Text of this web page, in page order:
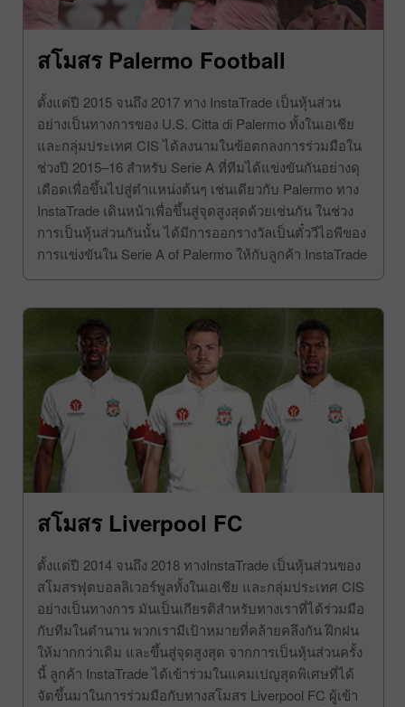
ตั้งแต่ปี 2015 จนถึง 2017 ทาง InstaTrade เป็นหุ้นส่วน
อย่างเป็นทางการของ U.S. Citta di Palermo ทั้งในเอเชีย
และกลุ่มประเทศ CIS ได้ลงนามในข้อตกลงการร่วมมือใน
ช่วงปี 2015–16 สำหรับ Serie A ที่ทีมได้แข่งขันกันอย่างดุ
เดือดเพื่อขึ้นไปสู่ตำแหน่งต้นๆ เช่นเดียวกับ Palermo ทาง
InstaTrade เดินหน้าเพื่อขึ้นสู่จุดสูงสุดด้วยเช่นกัน ในช่วง
การเป็นหุ้นส่วนกันนั้น ได้มีการออกรางวัลเป็นตั๋ววีไอพีของ
การแข่งขันใน Serie A of Palermo ให้กับลูกค้า InstaTrade
สโมสร Liverpool FC
ตั้งแต่ปี 2014 จนถึง 2018 ทางInstaTrade เป็นหุ้นส่วนของ
สโมสรฟุตบอลลิเวอร์พูลทั้งในเอเชีย และกลุ่มประเทศ CIS
อย่างเป็นทางการ มันเป็นเกียรติสำหรับทางเราที่ได้ร่วมมือ
กับทีมในตำนาน พวกเรามีเป้าหมายที่คล้ายคลึงกัน ฝึกฝน
ให้มากกว่าเดิม และขึ้นสู่จุดสูงสุด จากการเป็นหุ้นส่วนครั้ง
นี้ ลูกค้า InstaTrade ได้เข้าร่วมในแคมเปญสุดพิเศษที่ได้